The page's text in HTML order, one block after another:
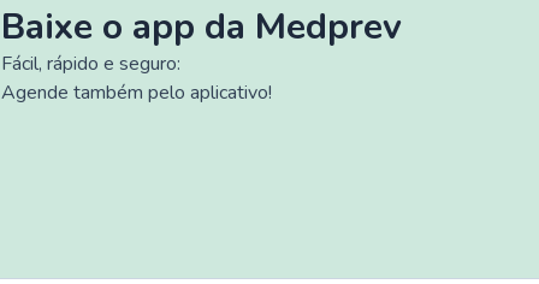
Baixe o app da Medprev
Fácil, rápido e seguro:
Agende também pelo aplicativo!